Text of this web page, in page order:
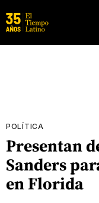
POLÍTICA
Presentan
Sanders
en Florida